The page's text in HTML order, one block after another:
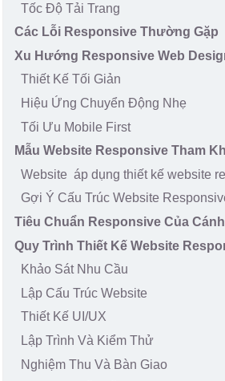
Tốc Độ Tải Trang
Các Lỗi Responsive Thường Gặp
Xu Hướng Responsive Web
Thiết Kế Tối Giản
Hiệu Ứng Chuyển Động Nhẹ
Tối Ưu Mobile First
Mẫu Website Responsive Tham
Website áp dụng thiết kế website
Gợi Ý Cấu Trúc Website
Tiêu Chuẩn Responsive Của
Quy Trình Thiết Kế Website
Khảo Sát Nhu Cầu
Lập Cấu Trúc Website
Thiết Kế UI/UX
Lập Trình Và Kiểm Thử
Nghiệm Thu Và Bàn Giao